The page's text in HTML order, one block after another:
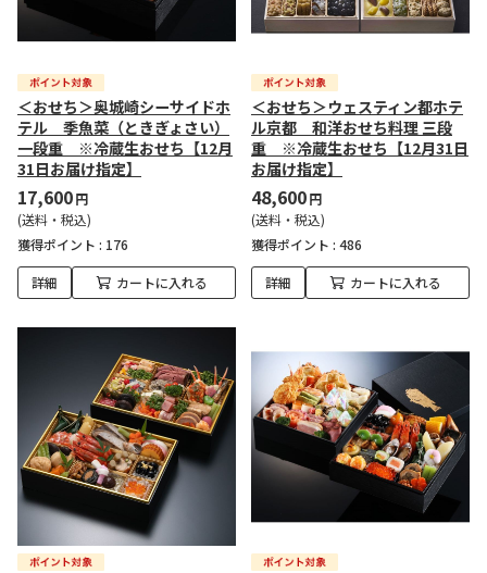
＜おせち＞奥城崎シーサイドホ
テル 季魚菜（ときぎょさい）
一段重 ※冷蔵生おせち【12月
31日お届け指定】
17,600円
(送料・税込)
獲得ポイント : 176
詳細 カートに入れる
＜おせち＞ウェスティン都ホテ
ル京都 和洋おせち料理 三段
重 ※冷蔵生おせち【12月31日
お届け指定】
48,600円
(送料・税込)
獲得ポイント : 486
詳細 カートに入れる